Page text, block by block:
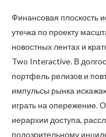
Финансовая плоскость
утечка по проекту
новостных лентах и
Two Interactive. В
портфель релизов и
импульсы рынка
играть на опережение.
иерархии доступа,
подозрительному